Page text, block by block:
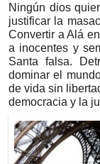
Ningún dios
justificar la
Convertir a Alá
a inocentes y
Santa falsa.
dominar el
de vida sin
democracia y la